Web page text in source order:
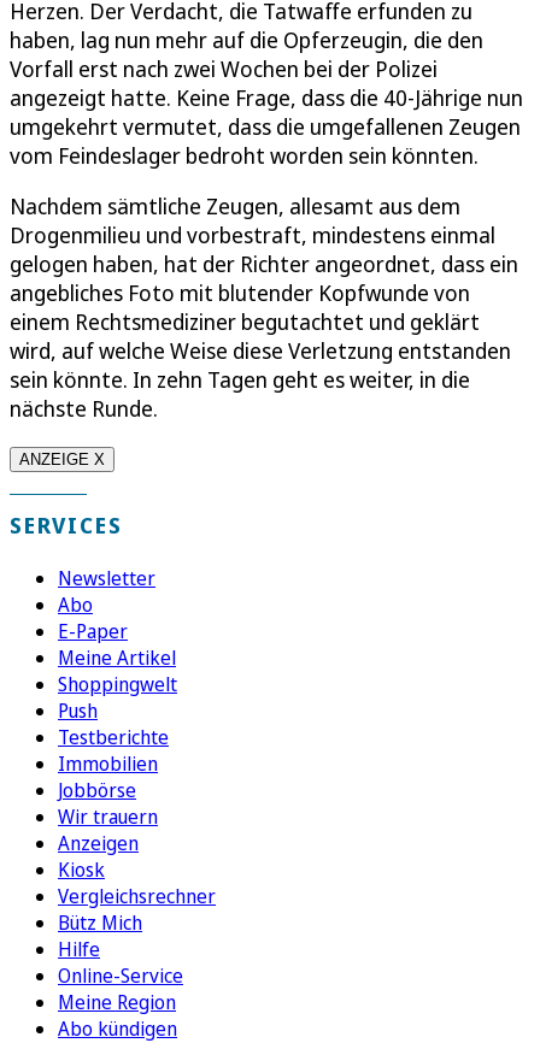
Herzen. Der Verdacht, die Tatwaffe erfunden zu
haben, lag nun mehr auf die Opferzeugin, die den
Vorfall erst nach zwei Wochen bei der Polizei
angezeigt hatte. Keine Frage, dass die 40-Jährige nun
umgekehrt vermutet, dass die umgefallenen Zeugen
vom Feindeslager bedroht worden sein könnten.
Nachdem sämtliche Zeugen, allesamt aus dem
Drogenmilieu und vorbestraft, mindestens einmal
gelogen haben, hat der Richter angeordnet, dass ein
angebliches Foto mit blutender Kopfwunde von
einem Rechtsmediziner begutachtet und geklärt
wird, auf welche Weise diese Verletzung entstanden
sein könnte. In zehn Tagen geht es weiter, in die
nächste Runde.
ANZEIGE X
SERVICES
Newsletter
Abo
E-Paper
Meine Artikel
Shoppingwelt
Push
Testberichte
Immobilien
Jobbörse
Wir trauern
Anzeigen
Kiosk
Vergleichsrechner
Bütz Mich
Hilfe
Online-Service
Meine Region
Abo kündigen